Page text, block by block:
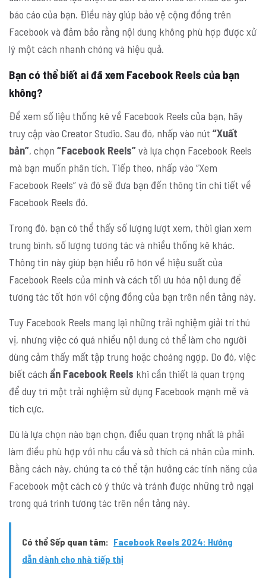
báo cáo của bạn. Điều này giúp bảo vệ cộng đồng trên
Facebook và đảm bảo rằng nội dung không phù hợp được xử
lý một cách nhanh chóng và hiệu quả.
Bạn có thể biết ai đã xem Facebook Reels của bạn
không?
Để xem số liệu thống kê về Facebook Reels của bạn, hãy
truy cập vào Creator Studio. Sau đó, nhấp vào nút “Xuất
bản”, chọn “Facebook Reels”và lựa chọn Facebook Reels
mà bạn muốn phân tích. Tiếp theo, nhấp vào “Xem
Facebook Reels” và đó sẽ đưa bạn đến thông tin chi tiết về
Facebook Reels đó.
Trong đó, bạn có thể thấy số lượng lượt xem, thời gian xem
trung bình, số lượng tương tác và nhiều thống kê khác.
Thông tin này giúp bạn hiểu rõ hơn về hiệu suất của
Facebook Reels của mình và cách tối ưu hóa nội dung để
tương tác tốt hơn với cộng đồng của bạn trên nền tảng này.
Tuy Facebook Reels mang lại những trải nghiệm giải trí thú
vị, nhưng việc có quá nhiều nội dung có thể làm cho người
dùng cảm thấy mất tập trung hoặc choáng ngợp. Do đó, việc
biết cách ẩn Facebook Reels khi cần thiết là quan trọng
để duy trì một trải nghiệm sử dụng Facebook mạnh mẽ và
tích cực.
Dù là lựa chọn nào bạn chọn, điều quan trọng nhất là phải
làm điều phù hợp với nhu cầu và sở thích cá nhân của mình.
Bằng cách này, chúng ta có thể tận hưởng các tính năng của
Facebook một cách có ý thức và tránh được những trở ngại
trong quá trình tương tác trên nền tảng này.
Có thể Sếp quan tâm: Facebook Reels 2024: Hướng
dẫn dành cho nhà tiếp thị